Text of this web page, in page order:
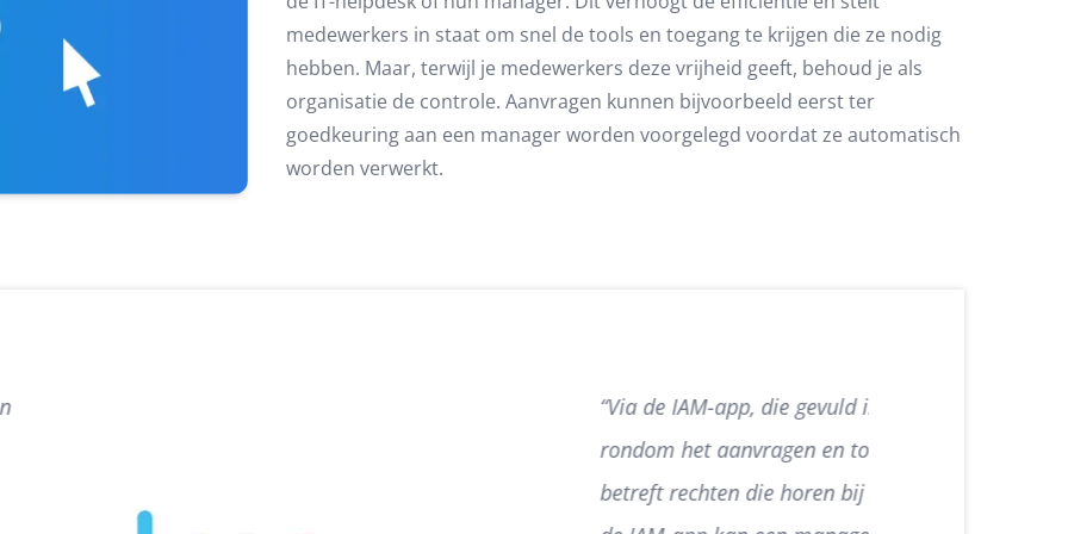
medewerkers in staat om snel de tools en toegang te krijgen die ze nodig
hebben. Maar, terwijl je medewerkers deze vrijheid geeft, behoud je als
organisatie de controle. Aanvragen kunnen bijvoorbeeld eerst ter
goedkeuring aan een manager worden voorgelegd voordat ze automatisch
worden verwerkt.
“Via de IAM-app, die gevuld is met data uit Access Governance, zijn de workflows
rondom het aanvragen en toekennen van aanvraagbare rechten ingeregeld. Dit
betreft rechten die horen bij de specifieke werkzaamheden die iemand uitvoert. Via